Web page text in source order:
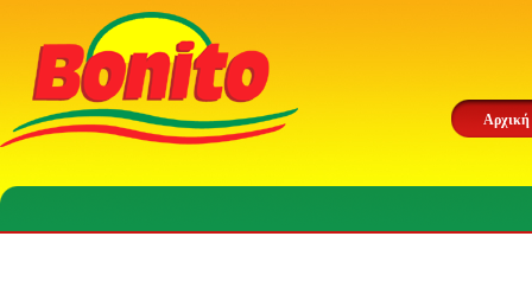
Αρχική